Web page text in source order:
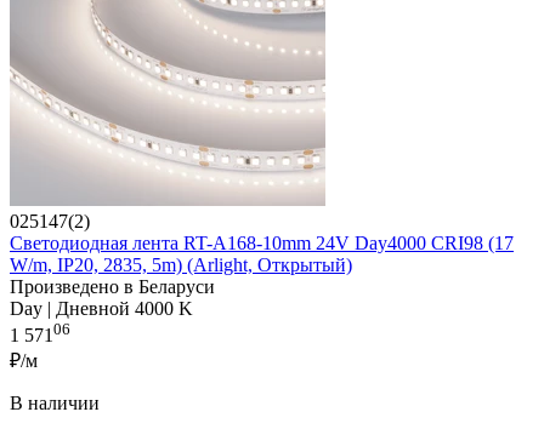
025147(2)
Светодиодная лента RT-A168-10mm 24V Day4000 CRI98 (17
W/m, IP20, 2835, 5m) (Arlight, Открытый)
Произведено в Беларуси
Day | Дневной 4000 K
1 571 06
₽/м
В наличии